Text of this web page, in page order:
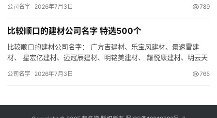
公司名字 2026年7月3日 789
比较顺口的建材公司名字 特选500个
比较顺口的建材公司名字： 广方吉建材、乐宝风建材、景速雷建
材、 星宏亿建材、迈冠辰建材、明铭美建材、 耀悦康建材、明云天
公司名字 2026年7月3日 765